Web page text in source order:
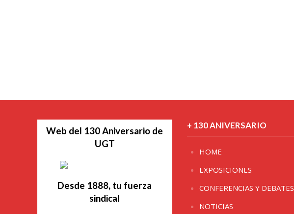
Web del 130 Aniversario de
UGT
Desde 1888, tu fuerza
sindical
+ 130 ANIVERSARIO
HOME
EXPOSICIONES
CONFERENCIAS Y DEBATES
NOTICIAS